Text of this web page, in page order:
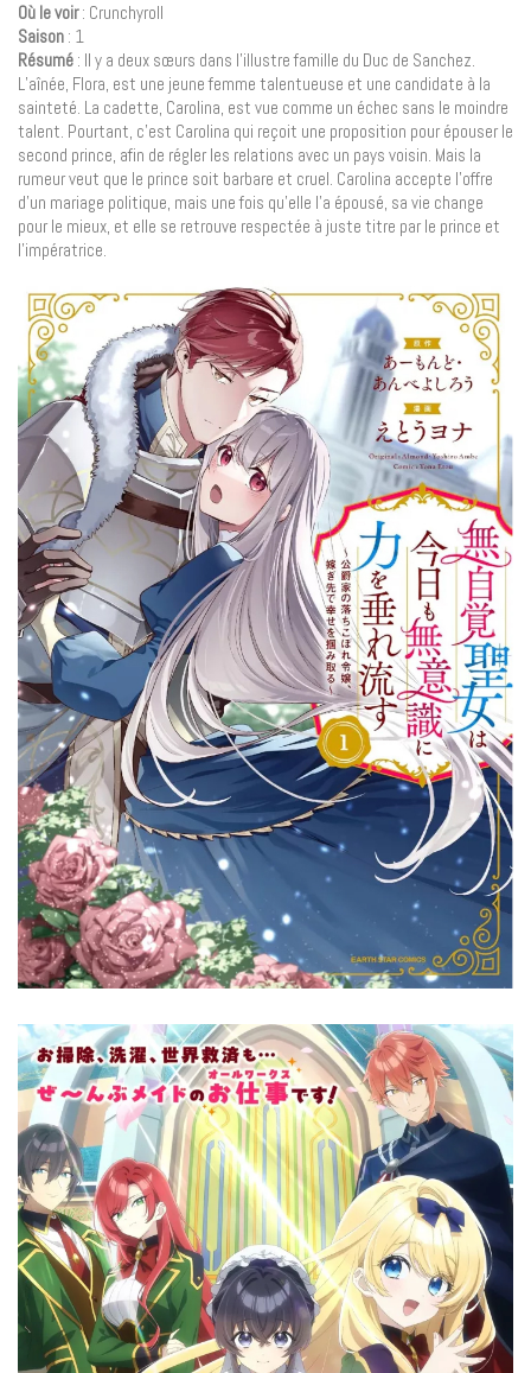
Où le voir: Crunchyroll
Saison : 1
Résumé : Il y a deux sœurs dans l’illustre famille du Duc de Sanchez.
L’aînée, Flora, est une jeune femme talentueuse et une candidate à la
sainteté. La cadette, Carolina, est vue comme un échec sans le moindre
talent. Pourtant, c’est Carolina qui reçoit une proposition pour épouser le
second prince, afin de régler les relations avec un pays voisin. Mais la
rumeur veut que le prince soit barbare et cruel. Carolina accepte l’offre
d’un mariage politique, mais une fois qu’elle l’a épousé, sa vie change
pour le mieux, et elle se retrouve respectée à juste titre par le prince et
l’impératrice.